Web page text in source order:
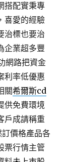
搭配實秉專
喜愛的經驗
治標也要治
企業超多豐
網路把資金
利率低優惠
關希爾斯cd
供免費環境
戶成請稱重
價格產品各
票行情主管